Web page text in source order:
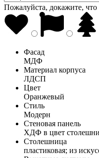
Пожалуйста, докажите,
Фасад
МДФ
Материал корпуса
ЛДСП
Цвет
Оранжевый
Стиль
Модерн
Стеновая панель
ХДФ в цвет
Столешница
пластиковая; из